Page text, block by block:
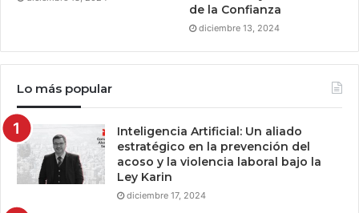
de la Confianza
diciembre 13, 2024
Lo más popular
Inteligencia Artificial: Un aliado
estratégico en la prevención del
acoso y la violencia laboral bajo la
Ley Karin
diciembre 17, 2024